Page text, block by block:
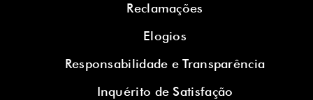
Reclamações
Elogios
Responsabilidade e Transparência
Inquérito de Satisfação